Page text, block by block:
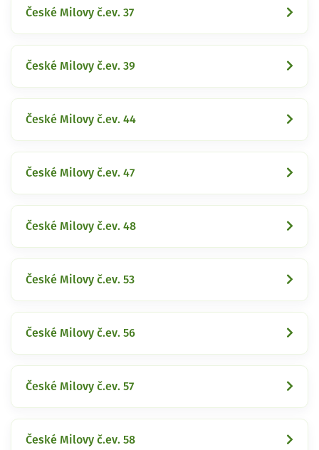
České Milovy č.ev. 37
České Milovy č.ev. 39
České Milovy č.ev. 44
České Milovy č.ev. 47
České Milovy č.ev. 48
České Milovy č.ev. 53
České Milovy č.ev. 56
České Milovy č.ev. 57
České Milovy č.ev. 58